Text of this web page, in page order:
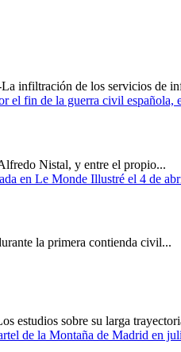
infiltración de los servicios de
Nistal, y entre el propio...
la primera contienda civil...
estudios sobre su larga